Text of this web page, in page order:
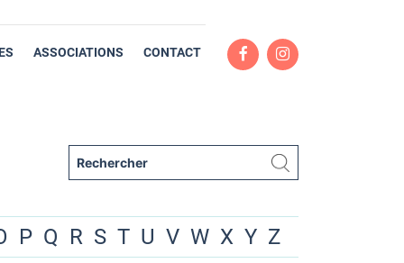
ASSOCIATIONS CONTACT
P Q R S T U V W X Y Z